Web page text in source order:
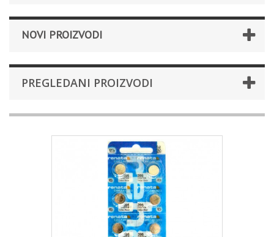
NOVI PROIZVODI
PREGLEDANI PROIZVODI